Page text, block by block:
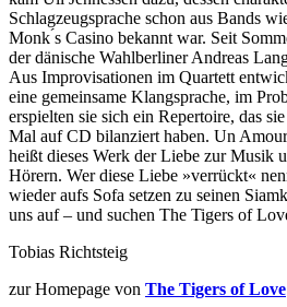
Schlagzeugsprache schon aus Bands
Monk ́s Casino bekannt war. Seit
der dänische Wahlberliner Andreas
Aus Improvisationen im Quartett
eine gemeinsame Klangsprache, im
erspielten sie sich ein Repertoire, das
Mal auf CD bilanziert haben. Un
heißt dieses Werk der Liebe zur Musik
Hörern. Wer diese Liebe »verrückt«
wieder aufs Sofa setzen zu seinen
uns auf – und suchen The Tigers of
Tobias Richtsteig
zur Homepage von The Tigers of Love